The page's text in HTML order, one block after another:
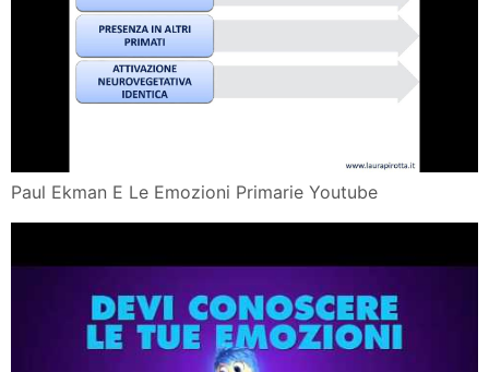
Paul Ekman E Le Emozioni Primarie Youtube